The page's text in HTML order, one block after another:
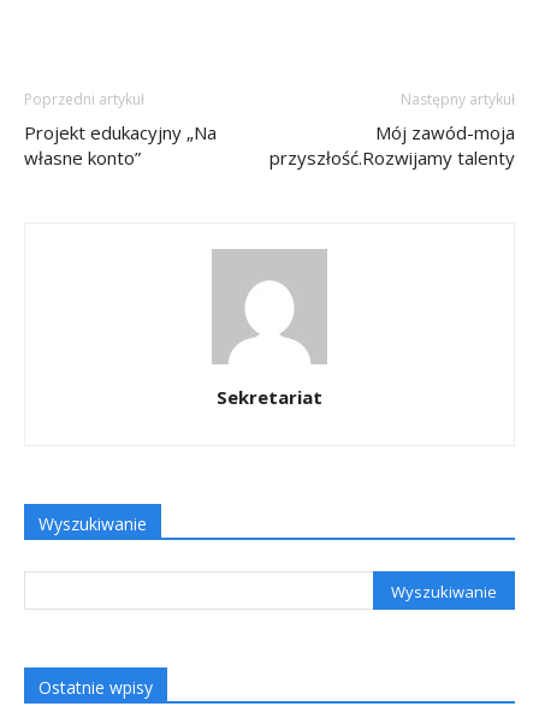
Poprzedni artykuł
Projekt edukacyjny „Na
własne konto”
Następny artykuł
Mój zawód-moja
przyszłość.Rozwijamy talenty
Sekretariat
Wyszukiwanie
Ostatnie wpisy